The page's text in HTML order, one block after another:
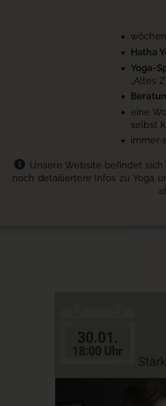
Hatha
Yoga-
„Altes
eine
selbst
immer
Unsere Website befindet
noch detailiertere Infos zu Yoga